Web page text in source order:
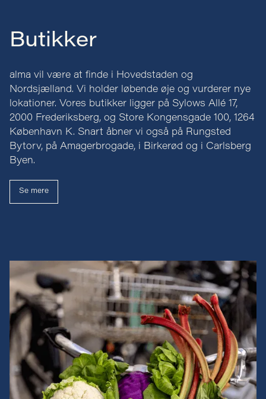
Butikker
alma vil være at finde i Hovedstaden og
Nordsjælland. Vi holder løbende øje og vurderer nye
lokationer. Vores butikker ligger på Sylows Allé 17,
2000 Frederiksberg, og Store Kongensgade 100, 1264
København K. Snart åbner vi også på Rungsted
Bytorv, på Amagerbrogade, i Birkerød og i Carlsberg
Byen.
Se mere